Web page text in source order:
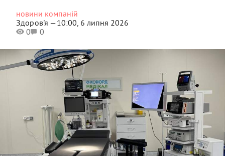
новини компаній
Здоров'я —10:00, 6 липня 2026
0
0